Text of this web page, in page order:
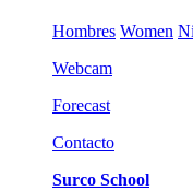
Hombres Women
Webcam
Forecast
Contacto
Surco School